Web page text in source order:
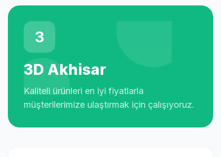
3
3D Akhisar
Kaliteli ürünleri en iyi fiyatlarla
müşterilerimize ulaştırmak için çalışıyoruz.